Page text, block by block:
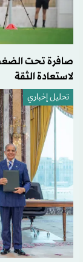
صافرة تحت
لاستعادة الثقة
تحليل إخباري